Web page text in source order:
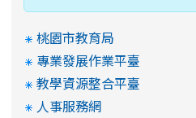
桃園市教育局
專業發展作業平臺
教學資源整合平臺
人事服務網